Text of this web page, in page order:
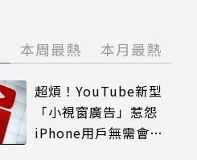
本周最熱 本月最熱
超煩！YouTube新型
「小視窗廣告」惹怨
iPhone用戶無需會員